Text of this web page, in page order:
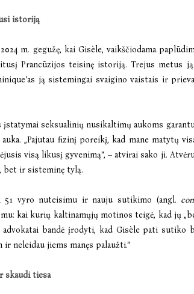
istoriją
m. gegužę, kai Gisèle, vaikščiodama
Prancūzijos teisinę istoriją. Trejus metus
ją sistemingai svaigino vaistais ir
įstatymai seksualinių nusikaltimų aukoms
„Pajutau fizinį poreikį, kad mane matytų
visą likusį gyvenimą“, – atvirai sako ji.
bet ir sisteminę tylą.
51 vyro nuteisimu ir nauju sutikimo (angl.
kai kurių kaltinamųjų motinos teigė, kad jų
bandė įrodyti, kad Gisèle pati sutiko
neleidau jiems manęs palaužti.“
skaudi tiesa